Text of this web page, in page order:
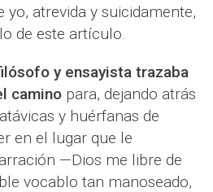
yo, atrevida y suicidamente,
de este artículo.
y ensayista trazaba
camino para, dejando atrás
y huérfanas de
en el lugar que le
—Dios me libre de
vocablo tan manoseado,